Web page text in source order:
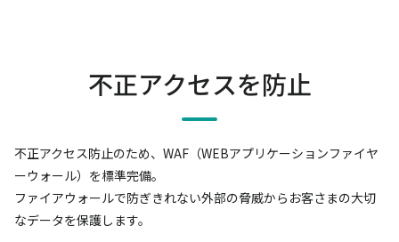
不正アクセスを防止
不正アクセス防止のため、WAF（WEBアプリケーションファイヤ
ーウォール）を標準完備。
ファイアウォールで防ぎきれない外部の脅威からお客さまの大切
なデータを保護します。